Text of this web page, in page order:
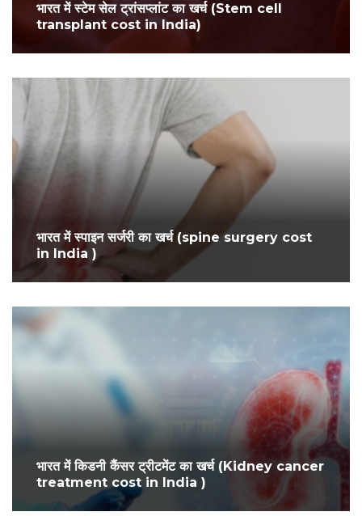
भारत में स्टेम सेल ट्रांसप्लांट का खर्च (Stem cell
transplant cost in India)
भारत में स्पाइन सर्जरी का खर्च (spine surgery cost
in India )
भारत में किडनी कैंसर ट्रीटमेंट का खर्च (Kidney cancer
treatment cost in India )